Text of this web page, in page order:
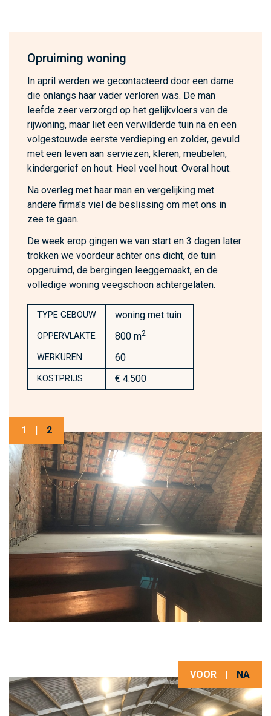
Opruiming woning
In april werden we gecontacteerd door een dame
die onlangs haar vader verloren was. De man
leefde zeer verzorgd op het gelijkvloers van de
rijwoning, maar liet een verwilderde tuin na en een
volgestouwde eerste verdieping en zolder, gevuld
met een leven aan serviezen, kleren, meubelen,
kindergerief en hout. Heel veel hout. Overal hout.
Na overleg met haar man en vergelijking met
andere firma's viel de beslissing om met ons in
zee te gaan.
De week erop gingen we van start en 3 dagen later
trokken we voordeur achter ons dicht, de tuin
opgeruimd, de bergingen leeggemaakt, en de
volledige woning veegschoon achtergelaten.
TYPE GEBOUW woning met tuin
OPPERVLAKTE 800 m2
WERKUREN 60
KOSTPRIJS € 4.500
1 | 2
VOOR NA